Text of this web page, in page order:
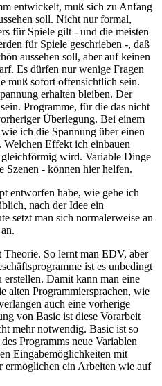
entwickelt, muß sich zu Anfang
soll. Nicht nur formal,
für Spiele gilt - und die meisten
für Spiele geschrieben -, daß
aussehen soll, aber auf keinen
Es dürfen nur wenige Fragen
muß sofort offensichtlich sein.
erhalten bleiben. Der
Programme, für die das nicht
Überlegung. Bei einem
ich die Spannung über einen
Welchen Effekt ich einbauen
wird. Variable Dinge
Szenen - können hier helfen.
entworfen habe, wie gehe ich
nach der Idee ein
setzt man sich normalerweise an
Theorie. So lernt man EDV, aber
ist es unbedingt
Damit kann man eine
alten Programmiersprachen, wie
auch eine vorherige
von Basic ist diese Vorarbeit
mehr notwendig. Basic ist so
Programms neue Variablen
Eingabemöglichkeiten mit
ein Arbeiten wie auf